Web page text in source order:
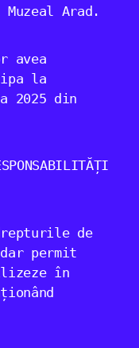
Arad.
avea
la
2025 din
de
permit
în